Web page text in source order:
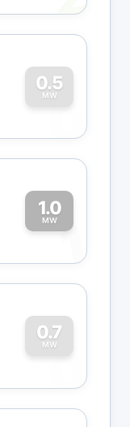
0.5
MW
0
1.0
MW1
0.7
MW
0